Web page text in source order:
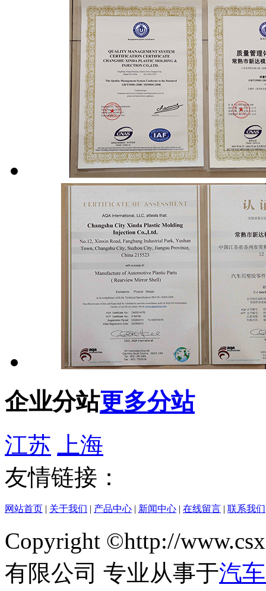
企业分站更多分站
江苏
上海
友情链接：
网站首页 | 关于我们 | 产品中心 | 新闻中心 | 在线留言 | 联系我们
Copyright ©http://
有限公司 专业从事于汽